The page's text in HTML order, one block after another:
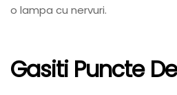
o lampa cu nervuri.
Gasiti Puncte